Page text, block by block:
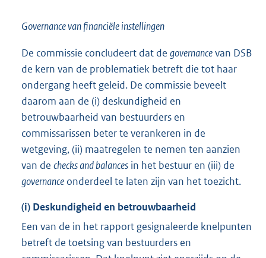
Governance van financiële instellingen
De commissie concludeert dat de governancevan DSB
de kern van de problematiek betreft die tot haar
ondergang heeft geleid. De commissie beveelt
daarom aan de (i) deskundigheid en
betrouwbaarheid van bestuurders en
commissarissen beter te verankeren in de
wetgeving, (ii) maatregelen te nemen ten aanzien
van de checks and balances in het bestuur en (iii) de
governance onderdeel te laten zijn van het toezicht.
(i) Deskundigheid en betrouwbaarheid
Een van de in het rapport gesignaleerde knelpunten
betreft de toetsing van bestuurders en